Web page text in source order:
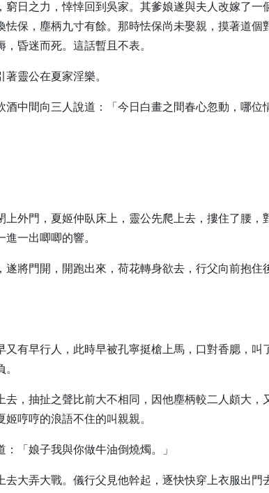
日之力，悻悻回到吳家。其爹娘遂與夫人改嫁了一
保，塵柄九寸有餘。那時怯保尚未娶親，摸著道個
昏迷而死。這話暫且不表。
靈公在夏家淫樂。
中間向三人說道：「今日白畫之間春心忽動，哪位
外門，夏姬仲臥床上，靈公先爬上去，摟住了腰，
一出唧唧的響。
將門開，開跑出來，荷花轉身欲去，行父向前抱住
有早行人，此時早被孔寧挺槍上馬，口對香腮，叫
，抽扯之聲比前大不相同，因他塵柄較二人頗大，
哼哼的浪語不住的叫親親。
「娘子我與你做牛油倒燒燭。」
大弄大戰。儀行父見他幹起，逐快快穿上衣服出門